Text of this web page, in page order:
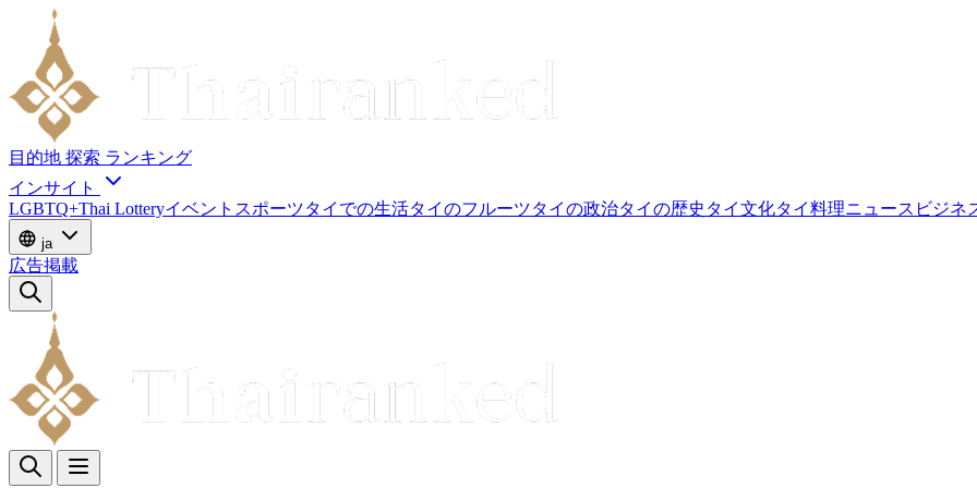
目的地 探索 ランキング
インサイト
LGBTQ+Thai Lotteryイベント スポーツタイでの生活タイのフルーツタイの政治タイの歴史 タイ文化タイ料理ニュース ビジネ
ja
広告掲載